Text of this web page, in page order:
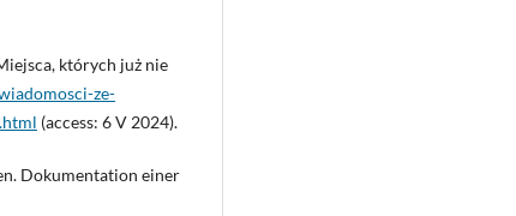
których już nie
ze-
(access: 6 V 2024).
Dokumentation einer